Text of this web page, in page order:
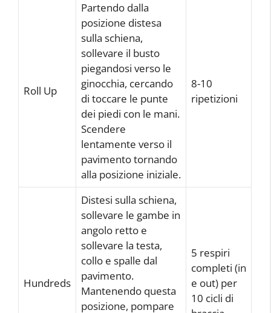
Roll Up
Partendo dalla
posizione distesa
sulla schiena,
sollevare il busto
piegandosi verso le
ginocchia, cercando
di toccare le punte
dei piedi con le mani.
Scendere
lentamente verso il
pavimento tornando
alla posizione iniziale.
8-10
ripetizioni
Hundreds
Distesi sulla schiena,
sollevare le gambe in
angolo retto e
sollevare la testa,
collo e spalle dal
pavimento.
Mantenendo questa
posizione, pompare
5 respiri
completi (in
e out) per
10 cicli di